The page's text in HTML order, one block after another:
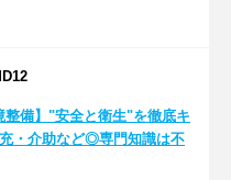
整備】"安全と衛生"を徹底キ
・介助など◎専門知識は不